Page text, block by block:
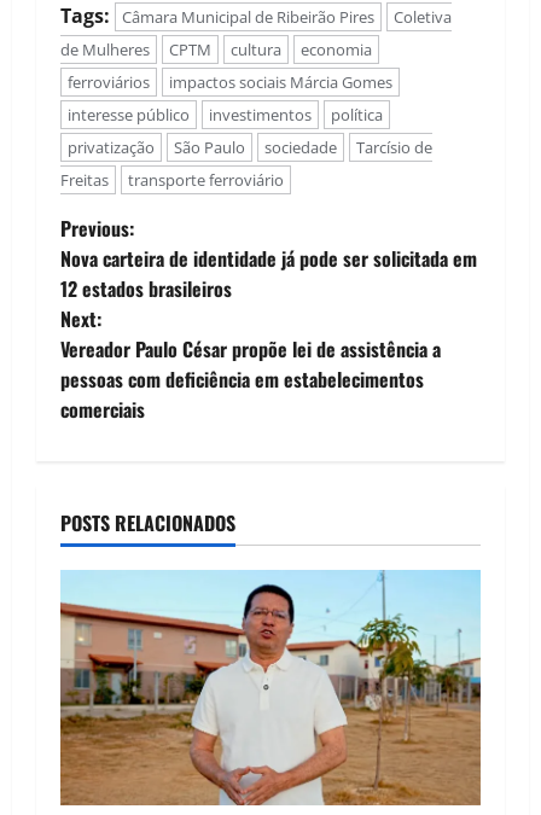
promoveu, pelo
segundo ano
consecutivo, a sessão
solene em
celebração ao Dia
Municipal de
Patacori Ogum,
conforme Lei nº
pelo…
Tags: Câmara Municipal de Ribeirão Pires
Coletiva
de Mulheres
CPTM cultura
economia
ferroviários
impactos sociais Márcia Gomes
interesse público
investimentos
política
privatização
São Paulo sociedade
Tarcísio de
Freitas
transporte ferroviário
P
o
s
t
v
i
g
a
t
i
Previous:
Nova carteira de identidade já pode ser solicitada em
12 estados brasileiros
Next:
Vereador Paulo César propõe lei de assistência a
pessoas com deficiência em estabelecimentos
comerciais
POSTS RELACIONADOS